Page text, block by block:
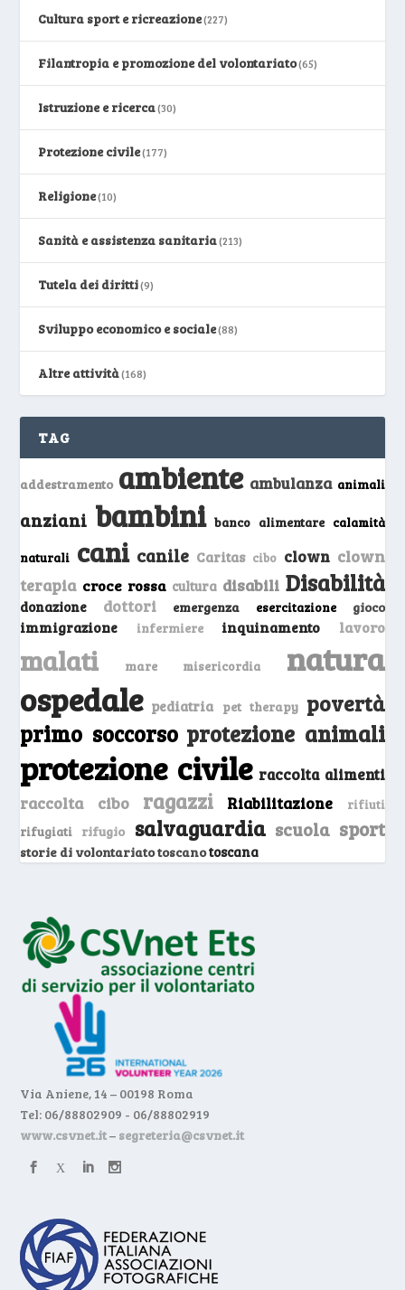
Cultura sport e ricreazione(227)
Filantropia e promozione del volontariato(65)
Istruzione e ricerca(30)
Protezione civile(177)
Religione(10)
Sanità e assistenza sanitaria(213)
Tutela dei diritti(9)
Sviluppo economico e sociale(88)
Altre attività(168)
TAG
addestramento ambiente ambulanza animali
anziani bambini banco alimentare calamità
naturali cani canile Caritas cibo clown clown
terapia croce rossa cultura disabili Disabilità
donazione dottori emergenza esercitazione gioco
immigrazione infermiere inquinamento lavoro
malati mare misericordia natura
ospedale pediatria pet therapy povertà
primo soccorso protezione animali
protezione civile raccolta alimenti
raccolta cibo ragazzi Riabilitazione
rifiuti
rifugiati
rifugio salvaguardia scuola sport
storie di volontariato toscanotoscana
Via Aniene, 14 – 00198 Roma
Tel: 06/88802909 - 06/88802919
www.csvnet.it– segreteria@csvnet.it